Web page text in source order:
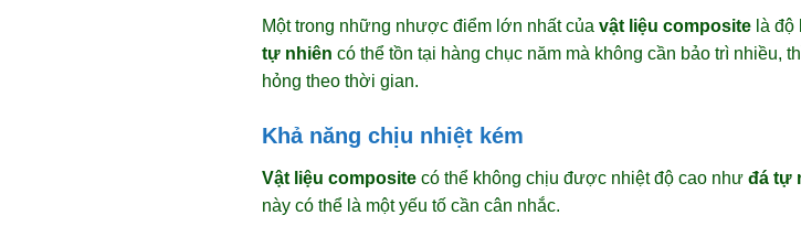
Một trong những nhược điểm lớn nhất của vật liệu composite là
tự nhiên có thể tồn tại hàng chục năm mà không cần bảo trì nhiều,
hỏng theo thời gian.
Khả năng chịu nhiệt kém
Vật liệu composite có thể không chịu được nhiệt độ cao như đá tự
này có thể là một yếu tố cần cân nhắc.